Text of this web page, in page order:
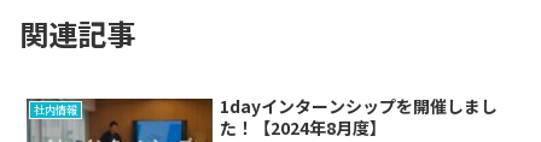
関連記事
社内情報
1dayインターンシップを開催しまし
た！【2024年8月度】